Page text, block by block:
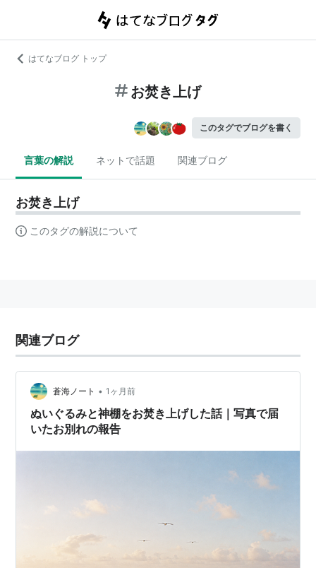
はてなブログ トップ
お焚き上げ
このタグでブログを書く
言葉の解説 ネットで話題 関連ブログ
お焚き上げ
このタグの解説について
関連ブログ
蒼海ノート • 1ヶ月前
ぬいぐるみと神棚をお焚き上げした話｜写真で届
いたお別れの報告